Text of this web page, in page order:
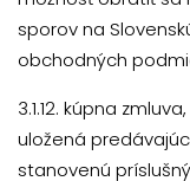
sporov na
obchodných
3.1.12. kúpna
uložená
stanovenú